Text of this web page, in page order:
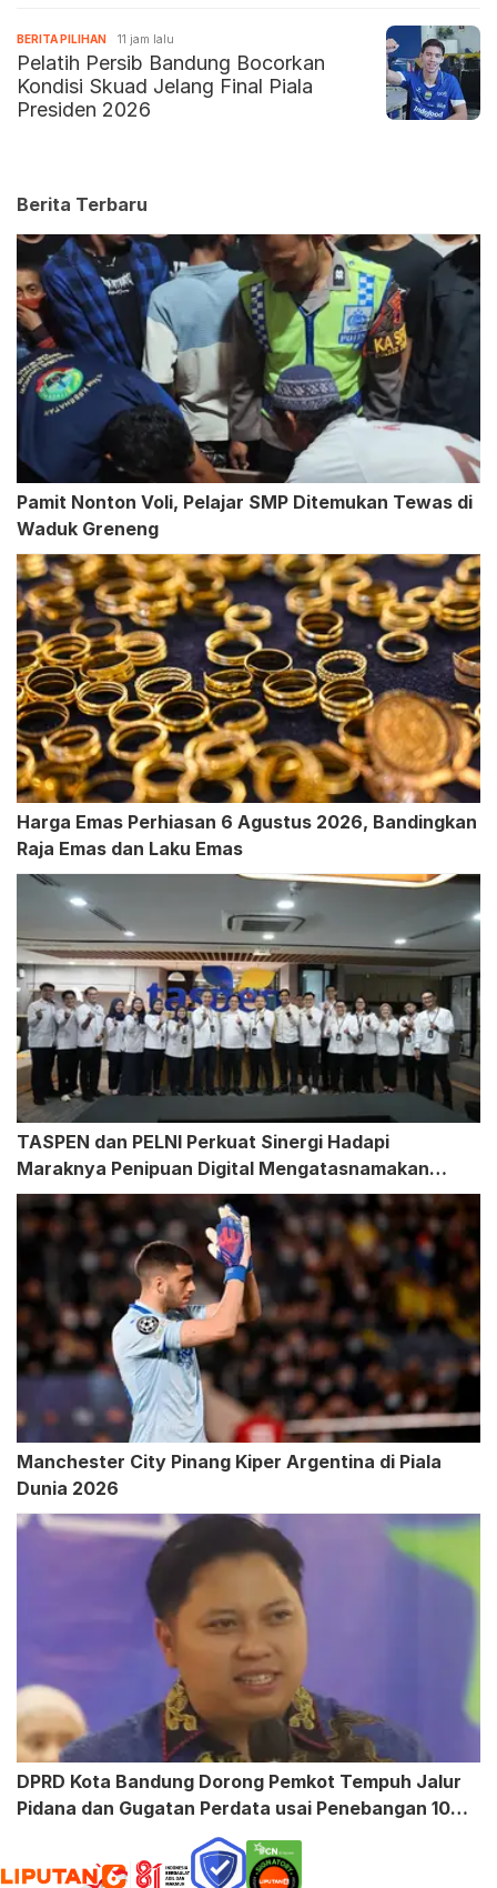
BERITA PILIHAN 11 jam lalu
Pelatih Persib Bandung Bocorkan
Kondisi Skuad Jelang Final Piala
Presiden 2026
Berita Terbaru
Pamit Nonton Voli, Pelajar SMP Ditemukan Tewas di
Waduk Greneng
Harga Emas Perhiasan 6 Agustus 2026, Bandingkan
Raja Emas dan Laku Emas
TASPEN dan PELNI Perkuat Sinergi Hadapi
Maraknya Penipuan Digital Mengatasnamakan
Perusahaan
Manchester City Pinang Kiper Argentina di Piala
Dunia 2026
DPRD Kota Bandung Dorong Pemkot Tempuh Jalur
Pidana dan Gugatan Perdata usai Penebangan 10